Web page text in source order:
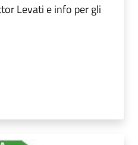
Levati e info per gli